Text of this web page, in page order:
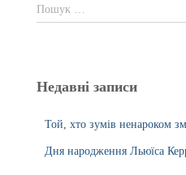
Пошук …
Недавні записи
Той, хто зумів ненароком
Дня народження Льюїса